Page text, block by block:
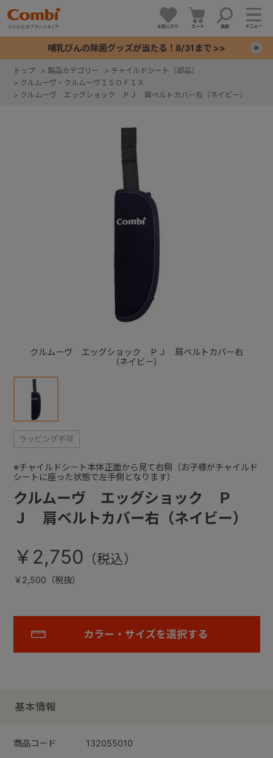
お気に入り カート 検索 メニュー
哺乳びんの除菌グッズが当たる！8/31まで >>
トップ > 製品カテゴリー > チャイルドシート（部品）
> クルムーヴ・クルムーヴＩＳＯＦＩＸ
> クルムーヴ エッグショック ＰＪ 肩ベルトカバー右（ネイビー）
クルムーヴ エッグショック ＰＪ 肩ベルトカバー右
（ネイビー）
クルムーヴ エッグショック Ｐ
Ｊ 肩ベルトカバー右（ネイビー）
※チャイルドシート本体正面から見て右側（お子様がチャイルド
シートに座った状態で左手側となります）
￥2,750
￥2,500（税抜）
カラー・サイズを選択する
基本情報
商品コード 132055010